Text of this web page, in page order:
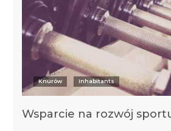
Knurów Inhabitants
Wsparcie na rozwój